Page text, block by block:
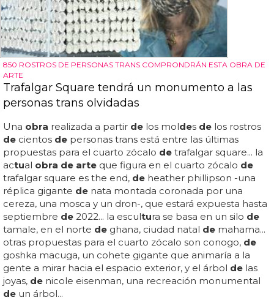
850 ROSTROS DE PERSONAS TRANS COMPRONDRÁN ESTA OBRA DE
ARTE
Trafalgar Square tendrá un monumento a las
personas trans olvidadas
Una obra realizada a partir de los moldes de los rostros
de cientos de personas trans está entre las últimas
propuestas para el cuarto zócalo de trafalgar square... la
actual obra de arte que figura en el cuarto zócalo de
trafalgar square es the end, de heather phillipson -una
réplica gigante de nata montada coronada por una
cereza, una mosca y un dron-, que estará expuesta hasta
septiembre de 2022... la escultura se basa en un silo de
tamale, en el norte de ghana, ciudad natal de mahama...
otras propuestas para el cuarto zócalo son conogo, de
goshka macuga, un cohete gigante que animaría a la
gente a mirar hacia el espacio exterior, y el árbol de las
joyas, de nicole eisenman, una recreación monumental
de un árbol...